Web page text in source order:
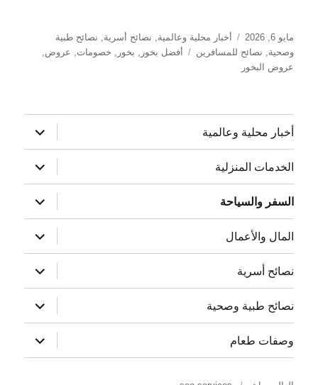
نُشرت
في
مايو 6, 2026 التصنيفات
أخبار محلية وعالمية, نصائح أسرية, نصائح طبية
وصحية, نصائح للمسافرين الوسوم
أفضل بخور , بخور , خصومات, عروض,
عروض البخور
أخبار محلية وعالمية
توسيع
القائمة
الفرعية
الخدمات المنزلية
توسيع
القائمة
الفرعية
السفر والسياحة
توسيع
القائمة
الفرعية
المال والأعمال
توسيع
القائمة
الفرعية
نصائح أسرية
توسيع
القائمة
الفرعية
نصائح طبية وصحية
توسيع
القائمة
الفرعية
وصفات طعام
توسيع
القائمة
الفرعية